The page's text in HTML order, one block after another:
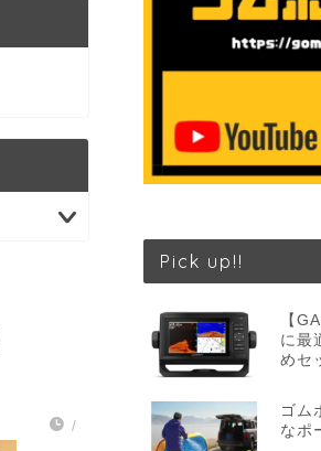
/
Pick up!!
【
に最
めセ
ゴム
なポ